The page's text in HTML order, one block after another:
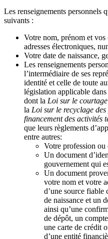
Les renseignements personnels
suivants :
Votre nom, prénom et vos
adresses électroniques,
Votre date de naissance,
Les renseignements
l’intermédiaire de ses
identité et celle de toute
législation applicable
dont la Loi sur le
la Loi sur le recyclage
financement des activités
que leurs règlements
entre autres:
Votre profession
Un document
gouvernement qui
Un document
votre nom et votre
d’une source fiable
de naissance et un
ainsi qu’une
de dépôt, un
une carte de crédit
d’une entité